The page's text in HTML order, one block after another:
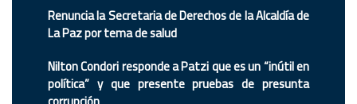
Renuncia la Secretaria de Derechos de la Alcaldía de
La Paz por tema de salud
Nilton Condori responde a Patzi que es un “inútil en
política” y que presente pruebas de presunta